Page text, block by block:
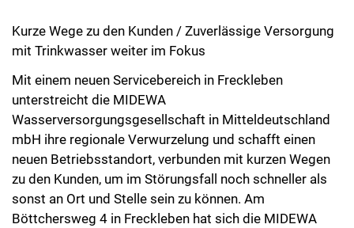
Kurze Wege zu den Kunden / Zuverlässige Versorgung
mit Trinkwasser weiter im Fokus
Mit einem neuen Servicebereich in Freckleben
unterstreicht die MIDEWA
Wasserversorgungsgesellschaft in Mitteldeutschland
mbH ihre regionale Verwurzelung und schafft einen
neuen Betriebsstandort, verbunden mit kurzen Wegen
zu den Kunden, um im Störungsfall noch schneller als
sonst an Ort und Stelle sein zu können. Am
Böttchersweg 4 in Freckleben hat sich die MIDEWA